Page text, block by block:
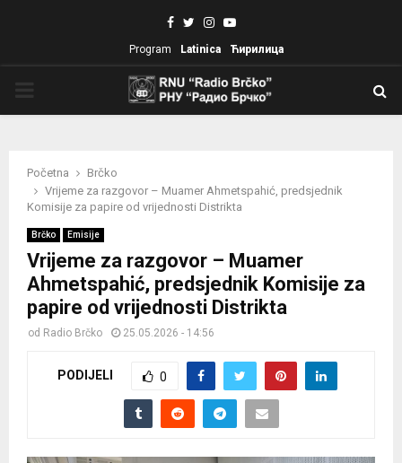
Facebook
TwitterInstagram
Youtube
Program Latinica Ћирилица
Početna
Brčko
Vrijeme za razgovor – Muamer Ahmetspahić, predsjednik
Komisije za papire od vrijednosti Distrikta
Brčko Emisije
Vrijeme za razgovor – Muamer
Ahmetspahić, predsjednik Komisije za
papire od vrijednosti Distrikta
od Radio Brčko 25.05.2026 - 14:56
PODIJELI 0